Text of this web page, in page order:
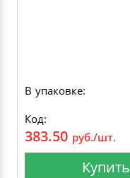
В упаковке:
Код:
383.50 руб./шт.
Купить